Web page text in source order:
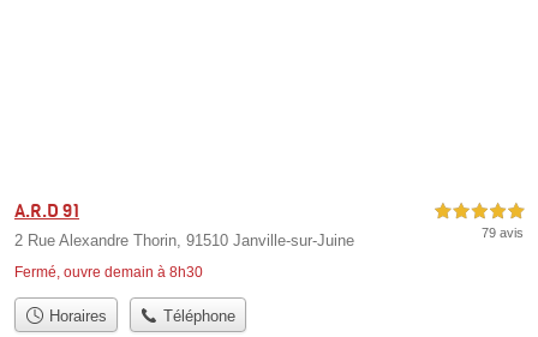
A.R.D 91
2 Rue Alexandre Thorin, 91510 Janville-sur-Juine
Fermé, ouvre demain à 8h30
5,0 étoiles sur 5
79 avis
Horaires Téléphone